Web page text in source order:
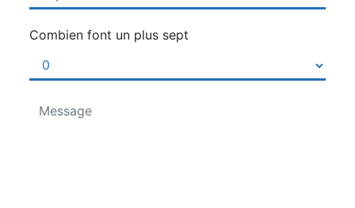
Combien font un plus sept